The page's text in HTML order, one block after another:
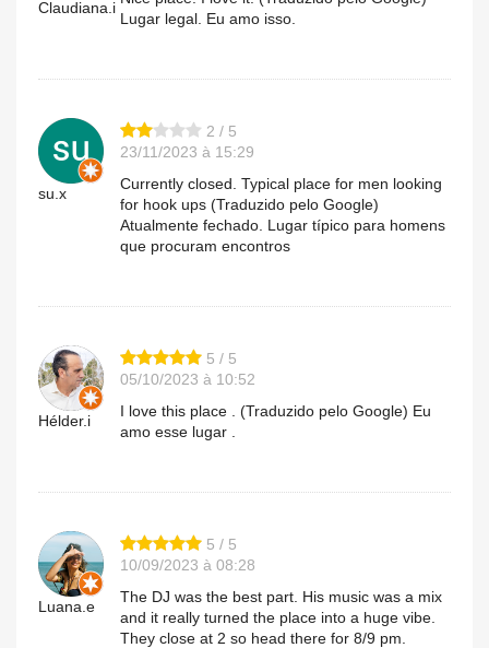
Claudiana.i
Lugar legal. Eu amo isso.
su.x
2 / 5
23/11/2023 à 15:29
Currently closed. Typical place for men looking
for hook ups (Traduzido pelo Google)
Atualmente fechado. Lugar típico para homens
que procuram encontros
Hélder.i
5 / 5
05/10/2023 à 10:52
I love this place . (Traduzido pelo Google) Eu
amo esse lugar .
Luana.e
5 / 5
10/09/2023 à 08:28
The DJ was the best part. His music was a mix
and it really turned the place into a huge vibe.
They close at 2 so head there for 8/9 pm.